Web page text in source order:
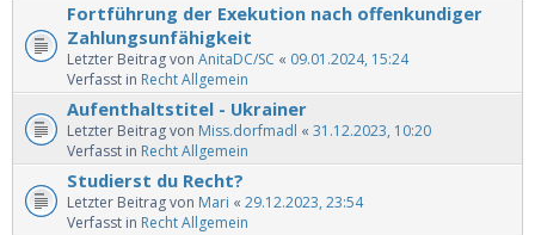
Fortführung der Exekution nach offenkundiger
Zahlungsunfähigkeit
Letzter Beitrag von AnitaDC/SC « 09.01.2024, 15:24
Verfasst in Recht Allgemein
Aufenthaltstitel - Ukrainer
Letzter Beitrag von Miss.dorfmadl « 31.12.2023, 10:20
Verfasst in Recht Allgemein
Studierst du Recht?
Letzter Beitrag von Mari « 29.12.2023, 23:54
Verfasst in Recht Allgemein